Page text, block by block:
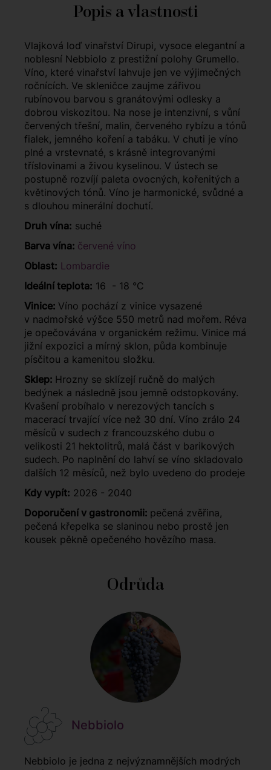
Popis a vlastnosti
Vlajková loď vinařství Dirupi, vysoce elegantní a
noblesní Nebbiolo z prestižní polohy Grumello.
Víno, které vinařství lahvuje jen ve výjimečných
ročnících. Ve skleničce zaujme zářivou
rubínovou barvou s granátovými odlesky a
dobrou viskozitou. Na nose je intenzivní, s vůní
červených třešní, malin, červeného rybízu a tónů
fialek, jemného koření a tabáku. V chuti je víno
plné a vrstevnaté, s krásně integrovanými
tříslovinami a živou kyselinou. V ústech se
postupně rozvíjí paleta ovocných, kořenitých a
květinových tónů. Víno je harmonické, svůdné a
s dlouhou minerální dochutí.
Druh vína: suché
Barva vína: červené víno
Oblast: Lombardie
Ideální teplota: 16 - 18 °C
Vinice: Víno pochází z vinice vysazené
v nadmořské výšce 550 metrů nad mořem. Réva
je opečovávána v organickém režimu. Vinice má
jižní expozici a mírný sklon, půda kombinuje
písčitou a kamenitou složku.
Sklep: Hrozny se sklízejí ručně do malých
bedýnek a následně jsou jemně odstopkovány.
Kvašení probíhalo v nerezových tancích s
macerací trvající více než 30 dní. Víno zrálo 24
měsíců v sudech z francouzského dubu o
velikosti 21 hektolitrů, malá část v barikových
sudech. Po naplnění do lahví se víno skladovalo
dalších 12 měsíců, než bylo uvedeno do prodeje
Kdy vypít: 2026 - 2040
Doporučení v gastronomii: pečená zvěřina,
pečená křepelka se slaninou nebo prostě jen
kousek pěkně opečeného hovězího masa.
Odrůda
Nebbiolo
Nebbiolo je jedna z nejvýznamnějších modrých